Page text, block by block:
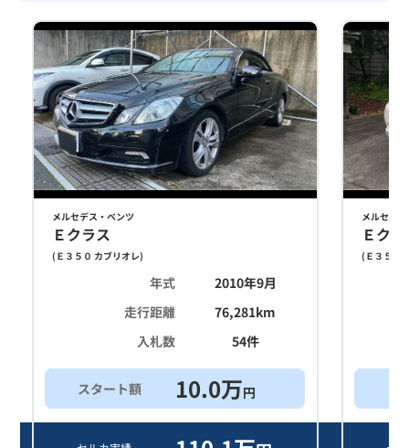
メルセデス・ベンツ
Ｅクラス
( Ｅ３５０ カブリオレ)
年式
2010年9月
走行距離
76,281km
入札数
54件
スタート額 10.0万円
メルセデ
Ｅク
( Ｅ３５０